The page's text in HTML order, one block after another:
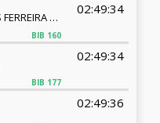
BIB 160
MANOEL SALVADOR MENDES FERREIRA FILHO
02:49:34
BIB 177
02:49:34
02:49:36